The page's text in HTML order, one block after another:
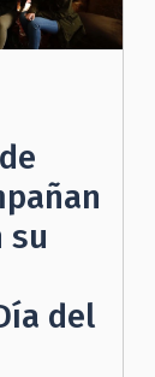
su
del